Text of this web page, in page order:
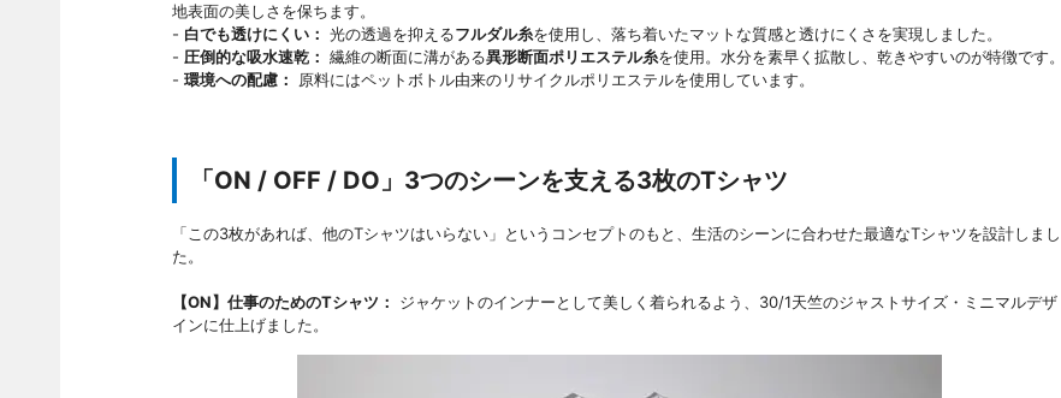
地表面の美しさを保ちます。
- 白でも透けにくい： 光の透過を抑えるフルダル糸を使用し、落ち着いたマットな質感と透けにくさを実現しました。
- 圧倒的な吸水速乾： 繊維の断面に溝がある異形断面ポリエステル糸を使用。水分を素早く拡散し、乾きやすいのが特徴です。
- 環境への配慮： 原料にはペットボトル由来のリサイクルポリエステルを使用しています。
「ON / OFF / DO」3つのシーンを支える3枚のTシャツ
「この3枚があれば、他のTシャツはいらない」というコンセプトのもと、生活のシーンに合わせた最適なTシャツを設計しまし
た。
【ON】仕事のためのTシャツ：
ジャケットのインナーとして美しく着られるよう、30/1天竺のジャストサイズ・ミニマルデザ
インに仕上げました。